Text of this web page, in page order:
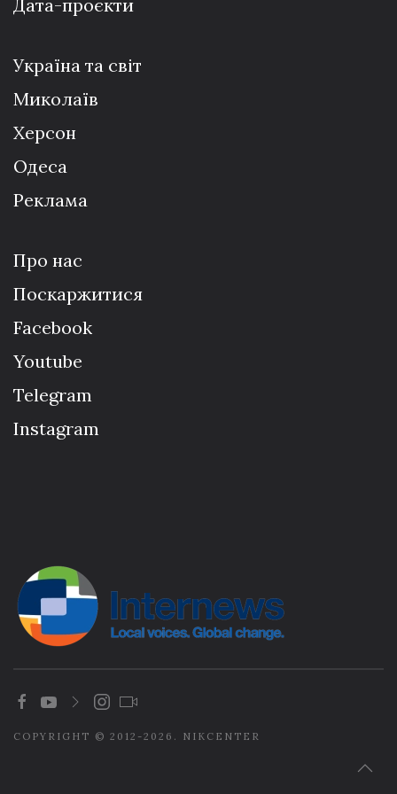
Дата-проєкти
Україна та світ
Миколаїв
Херсон
Одеса
Реклама
Про нас
Поскаржитися
Facebook
Youtube
Telegram
Instagram
COPYRIGHT © 2012-2026. NIKCENTER